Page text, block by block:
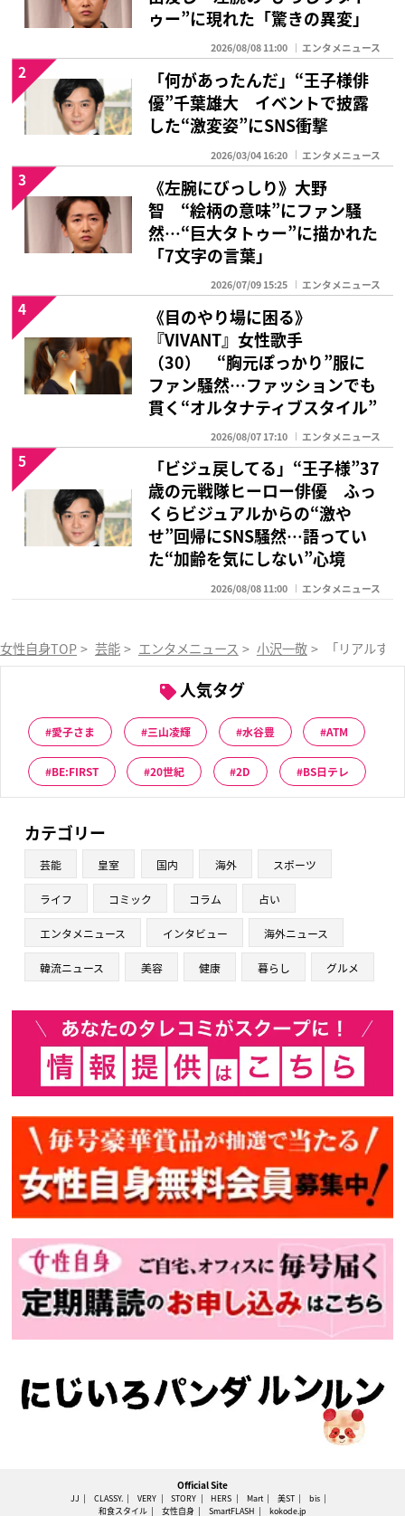
ゥー”に現れた「驚きの異変」
2026/08/08 11:00 エンタメニュース
「何があったんだ」“王子様俳
優”千葉雄大 イベントで披露
した“激変姿”にSNS衝撃
2026/03/04 16:20 エンタメニュース
2
《左腕にびっしり》大野
智 “絵柄の意味”にファン騒
然…“巨大タトゥー”に描かれた
「7文字の言葉」
2026/07/09 15:25 エンタメニュース
3
《目のやり場に困る》
『VIVANT』女性歌手
（30） “胸元ぽっかり”服に
ファン騒然…ファッションでも
貫く“オルタナティブスタイル”
2026/08/07 17:10 エンタメニュース
4
「ビジュ戻してる」“王子様”37
歳の元戦隊ヒーロー俳優 ふっ
くらビジュアルからの“激や
せ”回帰にSNS騒然…語ってい
た“加齢を気にしない”心境
2026/08/08 11:00 エンタメニュース
5
女性自身TOP > 芸能 > エンタメニュース > 小沢一敬 > 「リアルす
人気タグ
愛子さま 三山凌輝 水谷豊 ATM
BE:FIRST 20世紀 2D BS日テレ
カテゴリー
芸能 皇室 国内 海外 スポーツ
ライフ コミック コラム 占い
エンタメニュース インタビュー 海外ニュース
韓流ニュース 美容 健康 暮らし グルメ
Official Site
JJ CLASSY. VERY STORY HERS Mart 美ST
bis
和食スタイル
女性自身 SmartFLASH kokode.jp